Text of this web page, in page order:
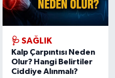
🩺 SAĞLIK
Kalp Çarpıntısı Neden
Olur? Hangi Belirtiler
Ciddiye Alınmalı?